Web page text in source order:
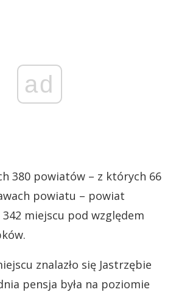
ad
380 powiatów – z których 66
powiatu – powiat
342 miejscu pod względem
znalazło się Jastrzębie
pensja była na poziomie